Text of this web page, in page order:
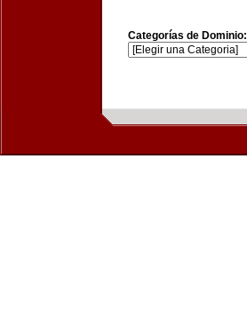
Categorías de Dominio: